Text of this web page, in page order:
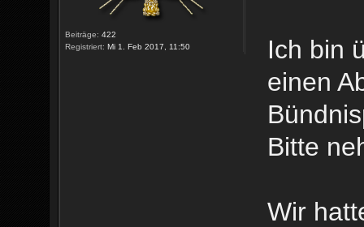
Beiträge: 422
Registriert: Mi 1. Feb 2017, 11:50
Ich bin
einen
Bitte
Wir